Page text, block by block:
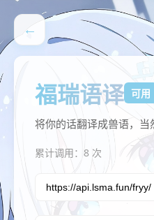
←
福瑞语译 可用
将你的话翻译成兽语，
累计调用：8 次